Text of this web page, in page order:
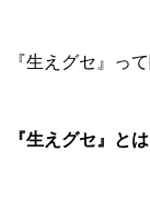
『生えグセ』っ
『生えグセ』と